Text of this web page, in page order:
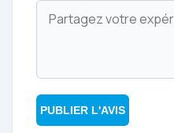
PUBLIER L'AVIS